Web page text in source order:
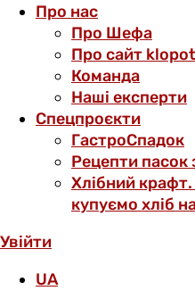
Про нас
Про Шефа
Про сайт
Команда
Наші експерти
Спецпроєкти
ГастроСпадок
Рецепти пасок
Хлібний
купуємо хліб
Увійти
UA